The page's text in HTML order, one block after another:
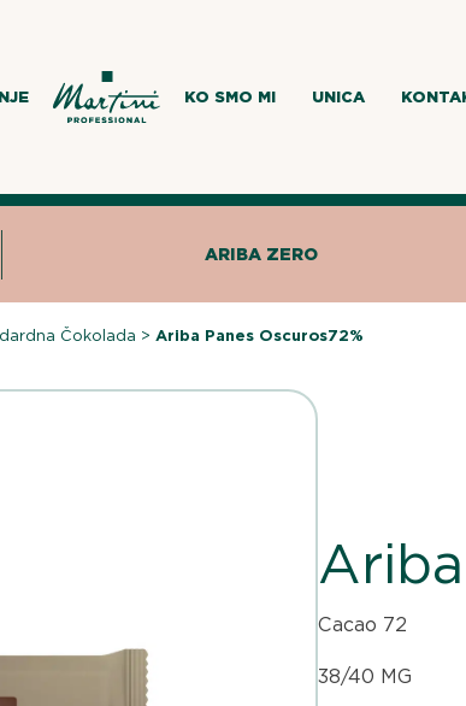
KO SMO MI UNICA
ARIBA ZERO
Čokolada >Ariba Panes Oscuros72%
Cacao 72
38/40 MG